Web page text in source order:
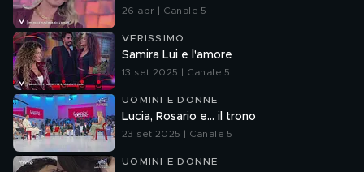
26 apr | Canale 5
VERISSIMO
Samira Lui e l'amore
13 set 2025 | Canale 5
UOMINI E DONNE
Lucia, Rosario e... il trono
23 set 2025 | Canale 5
UOMINI E DONNE